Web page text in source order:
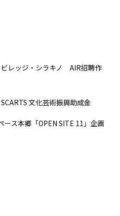
レッジ・シラキノ AIR招聘作
文化芸術振興助成金
ース本郷「OPEN SITE 11」企画